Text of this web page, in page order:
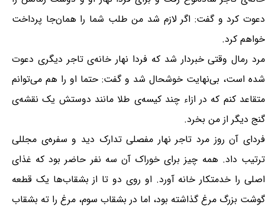
دعوت کرد و گفت: اگر لازم شد من طلب شما را همان‌جا پرداخت
خواهم کرد.
مرد رمال وقتی خبردار شد که فردا نهار خانه‌ی تاجر دیگری دعوت
شده است، بی‌نهایت خوشحال شد و گفت: حتما او را هم می‌توانم
متقاعد کنم که در ازاء چند کیسه‌ی طلا مانند دوستش یک نقشه‌ی
گنج دیگر از من بخرد.
فردای آن روز مرد تاجر نهار مفصلی تدارک دید و سفره‌ی مجللی
ترتیب داد. همه چیز برای خوراک آن سه نفر حاضر بود که غذای
اصلی را خدمتکار خانه آورد. او روی دو تا از بشقاب‌ها یک قطعه
گوشت بزرگ مرغ گذاشته بود، اما در بشقاب سوم، مرغ را ته بشقاب